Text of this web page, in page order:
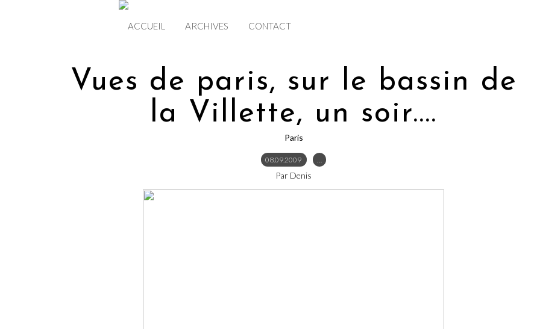
ACCUEIL ARCHIVES CONTACT
Vues de paris, sur le bassin de
la Villette, un soir....
Paris
08.09.2009 …
Par Denis